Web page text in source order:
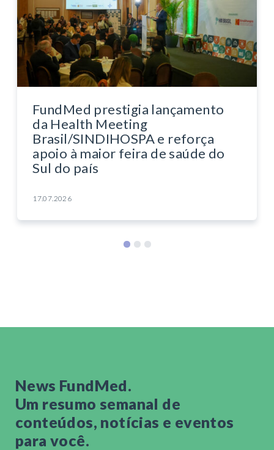
FundMed prestigia lançamento
da Health Meeting
Brasil/SINDIHOSPA e reforça
apoio à maior feira de saúde do
Sul do país
17.07.2026
News FundMed.
Um resumo semanal de
conteúdos, notícias e eventos
para você.